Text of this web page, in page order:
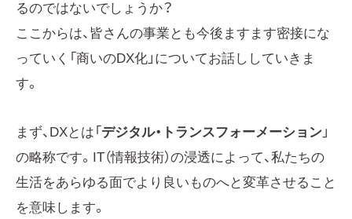
るのではないでしょうか？
ここからは、皆さんの事業とも今後ますます密接にな
っていく「商いのDX化」についてお話ししていきま
す。
まず、DXとは「 デジタル・トランスフォーメーション 」
の略称です。IT（情報技術）の浸透によって、私たちの
生活をあらゆる面でより良いものへと変革させること
を意味します。